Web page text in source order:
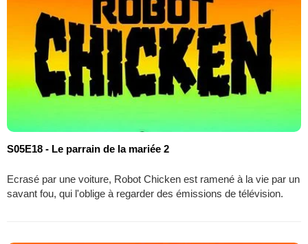
S05E18 - Le parrain de la mariée 2
Ecrasé par une voiture, Robot Chicken est ramené à la vie par un
savant fou, qui l'oblige à regarder des émissions de télévision.